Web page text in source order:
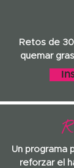
Retos de
quemar
Un programa
reforzar el